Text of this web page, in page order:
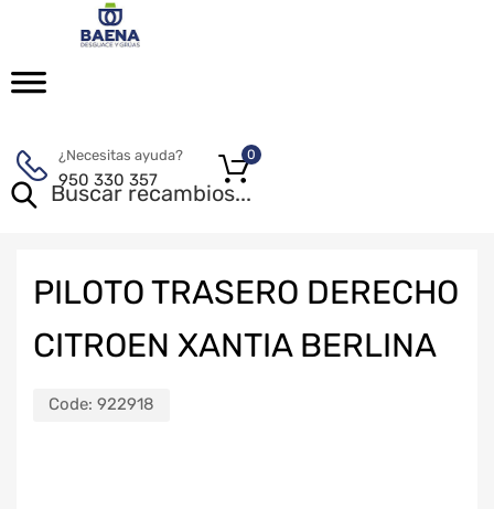
¿Necesitas ayuda?
950 330 357
0
PILOTO TRASERO DERECHO
CITROEN XANTIA BERLINA
Code: 922918